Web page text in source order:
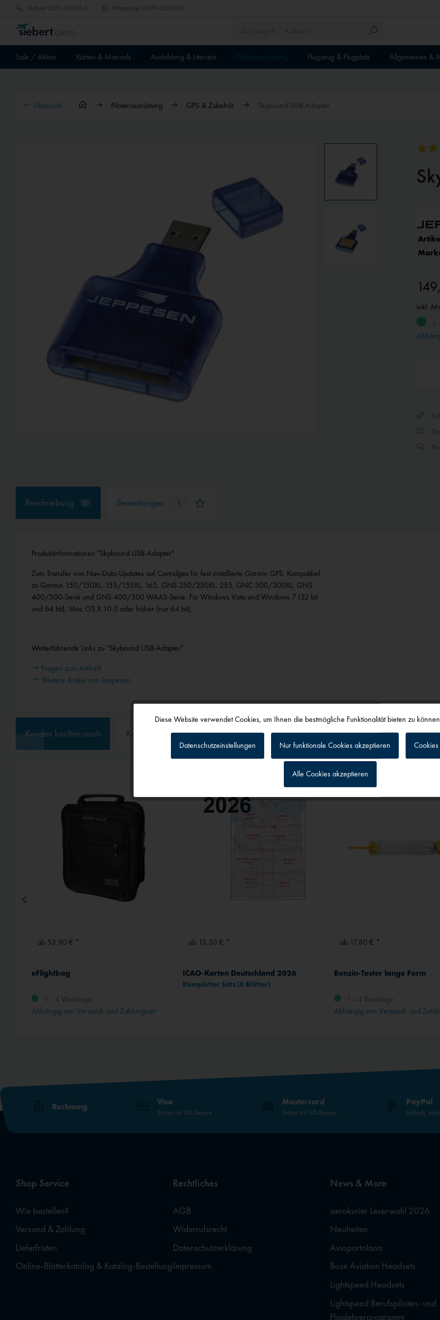
Hotline 0251-92459-3 WhatsApp 01579-2351959
Sale / Aktion Karten & Manuals Ausbildung & Literatur Flugzeug & Flugplatz Allgemeines &
Übersicht Pilotenausrüstung GPS & Zubehör Skybound USB-Adapter
inkl.
Beschreibung Bewertungen 1
Produktinformationen "Skybound USB-Adapter"
Zum Transfer von Nav-Data-Updates auf Cartridges für fest installierte Garmin GPS. Kompatibel
zu Garmin 150/150XL, 155/155XL, 165, GNS 250/250XL, 255, GNC 300/300XL, GNS
400/500-Serie und GNS 400/500 WAAS-Serie. Für Windows Vista und Windows 7 (32 bit
und 64 bit), Mac OS X 10.0 oder höher (nur 64 bit).
Weiterführende Links zu "Skybound USB-Adapter"
Fragen zum Artikel?
Weitere Artikel von Jeppesen
Kunden kauften auch Kunden haben sich ebenfalls angesehen
ab 53,90 € *
eFlightbag
1 - 4 Werktage
Abhängig von Versand- und Zahlungsart
ab 13,50 € *
ICAO-Karten Deutschland 2026
Kompletter Satz (8 Blätter)
ab 17,80 € *
Benzin-Tester lange Form
1 - 4 Werktage
Abhängig von Versand- und
Rechnung Visa
Sicher mit 3D-Secure
Mastercard
Sicher mit 3D-Secure
PayPal
Einfach,
Shop Service
Wie bestellen?
Versand & Zahlung
Lieferfristen
Online-Blätterkatalog & Katalog-Bestellung
Rechtliches
AGB
Widerrufsrecht
Datenschutzerklärung
Impressum
News & More
aerokurier Leserwahl 2026
Neuheiten
Avioportolano
Bose Aviation Headsets
Lightspeed Headsets
Lightspeed Berufspiloten- und
Fluglehrerprogramm
Tracking
Diese Website verwendet Cookies, um Ihnen die bestmögliche Funktionalität bieten zu
Datenschutzeinstellungen Nur funktionale Cookies akzeptieren
Alle Cookies akzeptieren